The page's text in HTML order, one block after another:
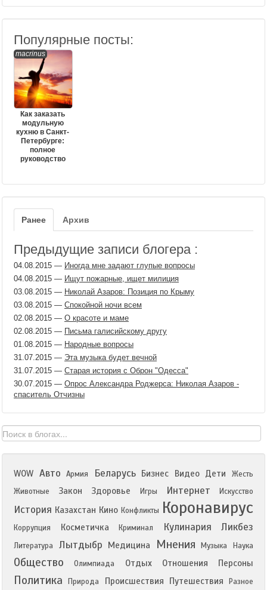
Популярные посты:
macrinus
Как заказать
модульную
кухню в Санкт-
Петербурге:
полное
руководство
Ранее Архив
Предыдущие записи блогера :
04.08.2015 — Иногда мне задают глупые вопросы
04.08.2015 — Ищут пожарные, ищет милиция
03.08.2015 — Николай Азаров: Позиция по Крыму
03.08.2015 — Спокойной ночи всем
02.08.2015 — О красоте и маме
02.08.2015 — Письма галисийскому другу
01.08.2015 — Народные вопросы
31.07.2015 — Эта музыка будет вечной
31.07.2015 — Старая история с Оброн "Одесса"
30.07.2015 — Опрос Александра Роджерса: Николая Азаров -
спаситель Отчизны
WOW Авто Армия Беларусь Бизнес Видео Дети
Жесть
Животные
Закон Здоровье Игры Интернет Искусство
История Казахстан Кино Конфликты Коронавирус
Коррупция Косметичка Криминал Кулинария Ликбез
Литература Лытдыбр Медицина Мнения Музыка Наука
Общество Олимпиада Отдых Отношения Персоны
Политика Природа Происшествия Путешествия Разное